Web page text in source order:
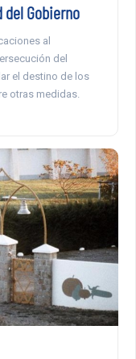
del Gobierno
al
del
el destino de los
otras medidas.